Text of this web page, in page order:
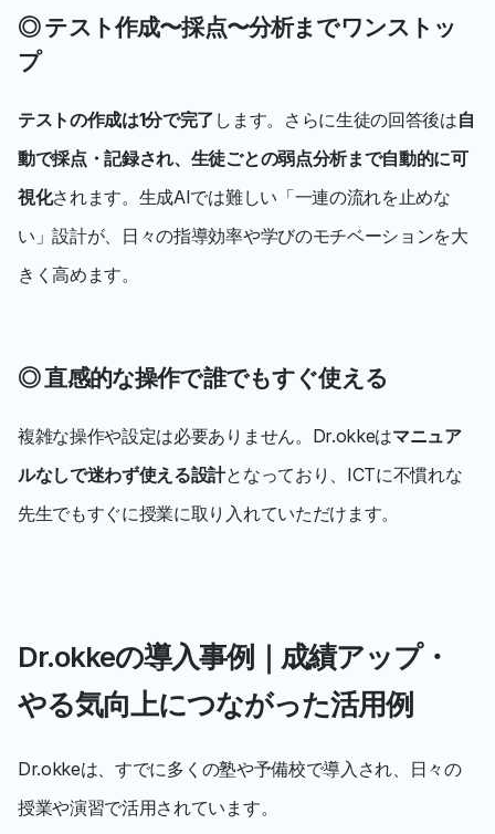
◎ テスト作成〜採点〜分析までワンストッ
プ
テストの作成は1分で完了 します。さらに生徒の回答後は自
動で採点・記録され、生徒ごとの弱点分析まで自動的に可
視化されます。生成AIでは難しい「一連の流れを止めな
い」設計が、日々の指導効率や学びのモチベーションを大
きく高めます。
◎ 直感的な操作で誰でもすぐ使える
複雑な操作や設定は必要ありません。Dr.okkeはマニュア
ルなしで迷わず使える設計となっており、ICTに不慣れな
先生でもすぐに授業に取り入れていただけます。
Dr.okkeの導入事例｜成績アップ・
やる気向上につながった活用例
Dr.okkeは、すでに多くの塾や予備校で導入され、日々の
授業や演習で活用されています。